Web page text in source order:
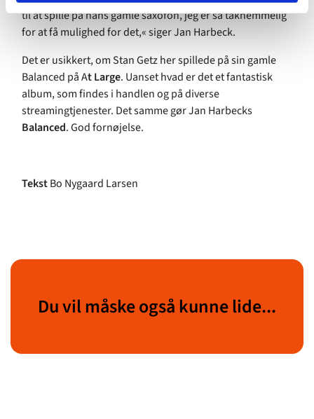
til at spille på hans gamle saxofon, jeg er så taknemmelig
for at få mulighed for det,« siger Jan Harbeck.
Det er usikkert, om Stan Getz her spillede på sin gamle
Balanced på At Large. Uanset hvad er det et fantastisk
album, som findes i handlen og på diverse
streamingtjenester. Det samme gør Jan Harbecks
Balanced. God fornøjelse.
TekstBo Nygaard Larsen
Du vil måske også kunne lide...